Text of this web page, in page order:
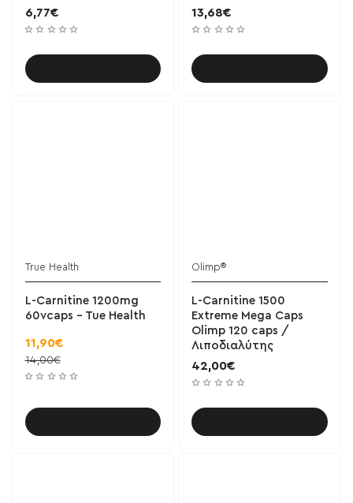
6,77€ 13,68€
True Health
L-Carnitine 1200mg
60vcaps - Tue Health
11,90€
14,00€
Olimp®
L-Carnitine 1500
Extreme Mega Caps
Olimp 120 caps /
Λιποδιαλύτης
42,00€